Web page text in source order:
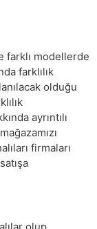
farklı modellerde
farklılık
olduğu
ayrıntılı
firmaları